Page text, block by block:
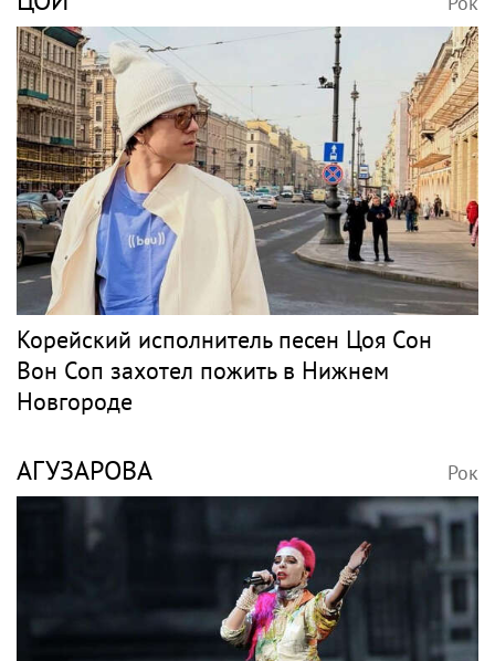
Корейский исполнитель песен Цоя Сон
Вон Соп захотел пожить в Нижнем
Новгороде
АГУЗАРОВА Рок